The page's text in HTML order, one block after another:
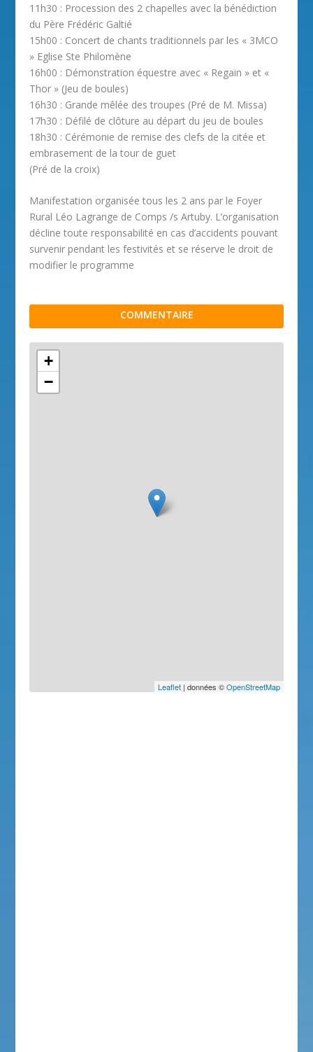
11h30 : Procession des 2 chapelles avec la bénédiction
du Père Frédéric Galtié
15h00 : Concert de chants traditionnels par les « 3MCO
» Eglise Ste Philomène
16h00 : Démonstration équestre avec « Regain » et «
Thor » (Jeu de boules)
16h30 : Grande mêlée des troupes (Pré de M. Missa)
17h30 : Défilé de clôture au départ du jeu de boules
18h30 : Cérémonie de remise des clefs de la citée et
embrasement de la tour de guet
(Pré de la croix)
Manifestation organisée tous les 2 ans par le Foyer
Rural Léo Lagrange de Comps /s Artuby. L’organisation
décline toute responsabilité en cas d’accidents pouvant
survenir pendant les festivités et se réserve le droit de
modifier le programme
COMMENTAIRE
+
−
Leaflet| données ©OpenStreetMap